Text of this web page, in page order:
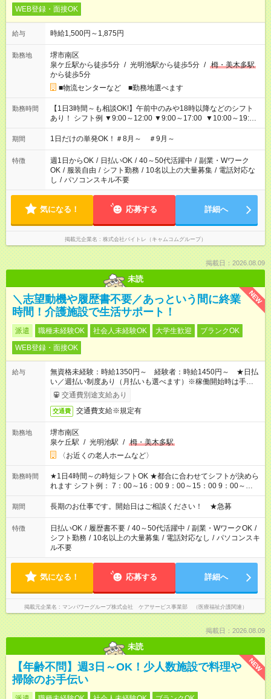
WEB登録・面接OK
給与 時給1,500円～1,875円
勤務地
堺市南区
泉ケ丘駅から徒歩5分 / 光明池駅から徒歩5分 / 栂・美木多駅
から徒歩5分
■物流センターなど ■勤務地選べます
勤務時間
【1日3時間～も相談OK!】午前中のみや18時以降などのシフト
あり！ シフト例 ▼9:00～12:00 ▼9:00～17:00 ▼10:00～19:00
▼18:00～21:00
期間 1日だけの単発OK！＃8月～ ＃9月～
特徴 週1日からOK / 日払いOK / 40～50代活躍中 / 副業・Wワーク
OK / 服装自由 / シフト勤務 / 10名以上の大量募集 / 電話対応な
し / パソコンスキル不要
気になる！ 応募する 詳細へ
掲載元企業名 株式会社バイトレ（キャムコムグループ）
掲載日：2026.08.09
未読
NEW
＼志望動機や履歴書不要／あっという間に終業
時間！介護施設で生活サポート！
派遣 職種未経験OK 社会人未経験OK 大学生歓迎
ブランクOK
WEB登録・面接OK
給与
無資格未経験：時給1350円～ 経験者：時給1450円～ ★日払
い／週払い制度あり（月払いも選べます）※稼働開始時は手続き
完了次第のお支払いとなります。
交通費別途支給あり
交通費 交通費支給※規定有
勤務地
堺市南区
泉ケ丘駅 / 光明池駅 / 栂・美木多駅
〈お近くの老人ホームなど〉
勤務時間
★1日4時間～の時短シフトOK ★都合に合わせてシフトが決めら
れます シフト例： 7：00～16：00 9：00～15：00 9：00～
18：00 11：00～20：00 など ※Wワークの場合、他のお仕事と
合わせ週40時間超の就業はご案内できません ※法令に基づき、
派遣法（日雇い派遣の原則禁止）により、短時間・短期間の就
業はご案内が難しい場合があります
期間 長期のお仕事です。開始日はご相談ください！ ★急募
特徴 日払いOK / 履歴書不要 / 40～50代活躍中 / 副業・WワークOK /
シフト勤務 / 10名以上の大量募集 / 電話対応なし / パソコンスキ
ル不要
気になる！ 応募する 詳細へ
掲載元企業名 マンパワーグループ株式会社 ケアサービス事業部 （医療福祉介護関連）
掲載日：2026.08.09
未読
NEW
【年齢不問】週3日～OK！少人数施設で料理や
掃除のお手伝い